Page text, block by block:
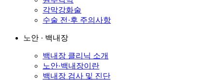
각막강화술
수술 전·후 주의사항
노안 · 백내장
백내장 클리닉 소개
노안·백내장이란
백내장 검사 및 진단